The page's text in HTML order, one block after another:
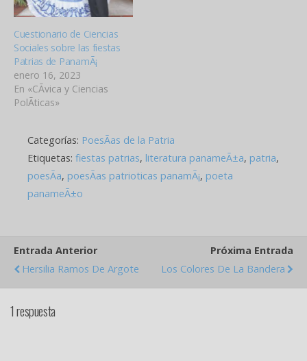
Cuestionario de Ciencias
Sociales sobre las fiestas
Patrias de PanamÃ¡
enero 16, 2023
En «CÃ­vica y Ciencias
PolÃ­ticas»
Categorías: PoesÃ­as de la Patria
Etiquetas: fiestas patrias, literatura panameÃ±a, patria,
poesÃ­a, poesÃ­as patrioticas panamÃ¡, poeta
panameÃ±o
Entrada Anterior
Hersilia Ramos De Argote
Próxima Entrada
Los Colores De La Bandera
1 respuesta